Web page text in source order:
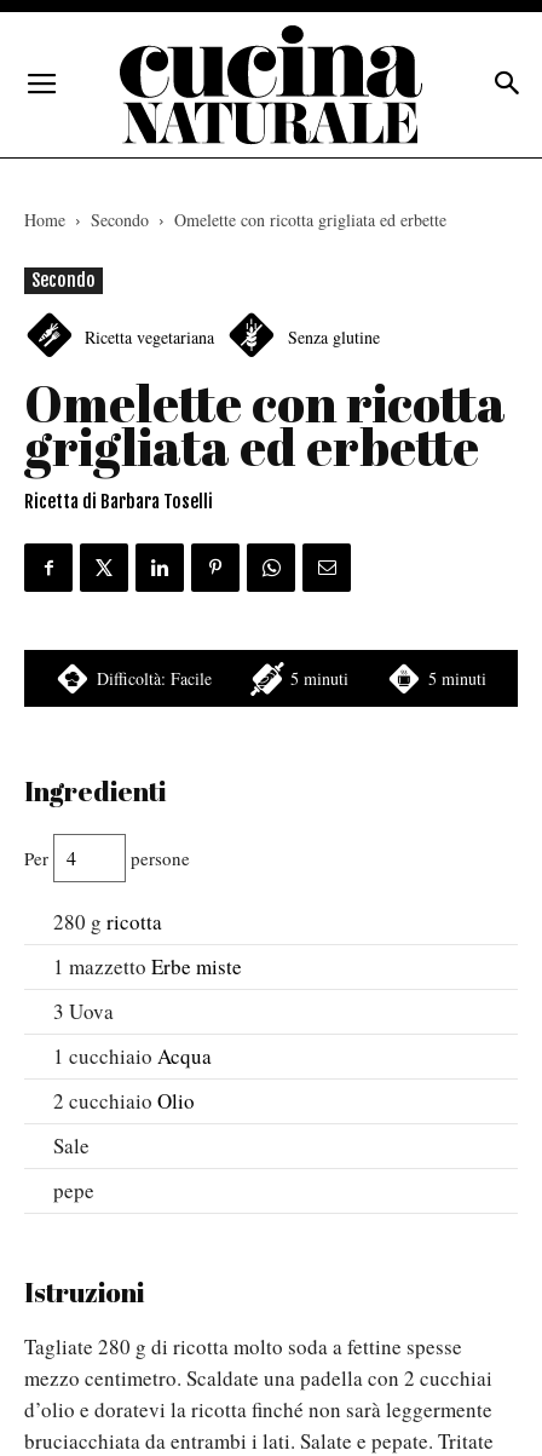
Home Secondo Omelette con ricotta grigliata ed erbette
Secondo
Ricetta vegetariana Senza glutine
Omelette con ricotta
grigliata ed erbette
Ricetta di Barbara Toselli
Difficoltà: Facile 5 minuti 5 minuti
Ingredienti
Per persone
280 g ricotta
1 mazzetto Erbe miste
3 Uova
1 cucchiaio Acqua
2 cucchiaio Olio
Sale
pepe
Istruzioni
Tagliate 280 g di ricotta molto soda a fettine spesse
mezzo centimetro. Scaldate una padella con 2 cucchiai
d’olio e doratevi la ricotta finché non sarà leggermente
bruciacchiata da entrambi i lati. Salate e pepate. Tritate